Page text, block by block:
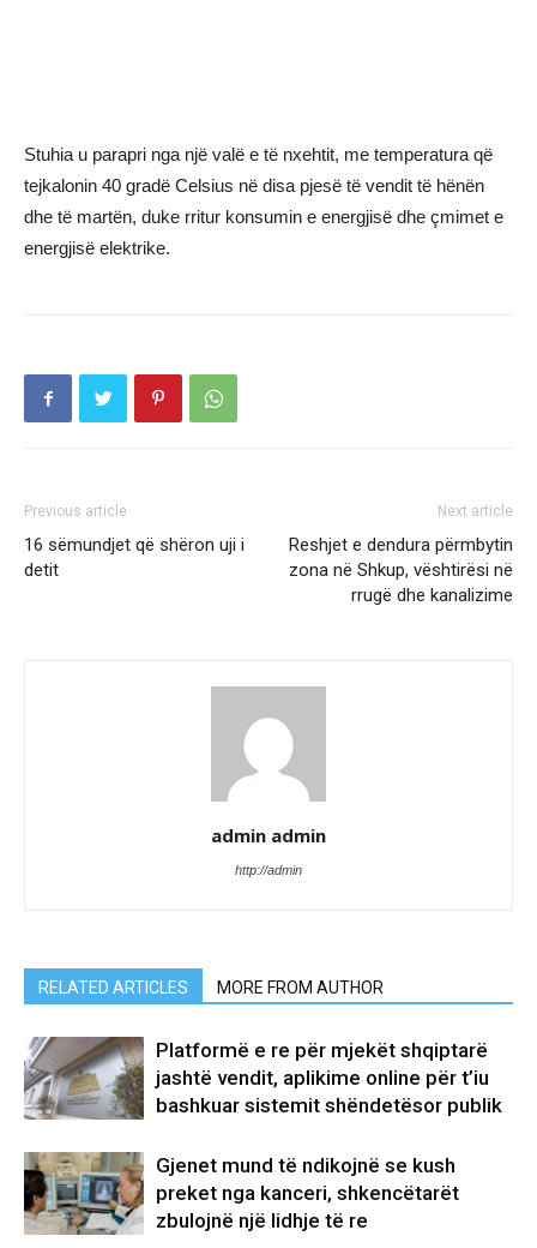
Stuhia u parapri nga një valë e të nxehtit, me temperatura që
tejkalonin 40 gradë Celsius në disa pjesë të vendit të hënën
dhe të martën, duke rritur konsumin e energjisë dhe çmimet e
energjisë elektrike.
Previous article
16 sëmundjet që shëron uji i
detit
Next article
Reshjet e dendura përmbytin
zona në Shkup, vështirësi në
rrugë dhe kanalizime
admin admin
http://admin
RELATED ARTICLES MORE FROM AUTHOR
Platformë e re për mjekët shqiptarë
jashtë vendit, aplikime online për t’iu
bashkuar sistemit shëndetësor publik
Gjenet mund të ndikojnë se kush
preket nga kanceri, shkencëtarët
zbulojnë një lidhje të re